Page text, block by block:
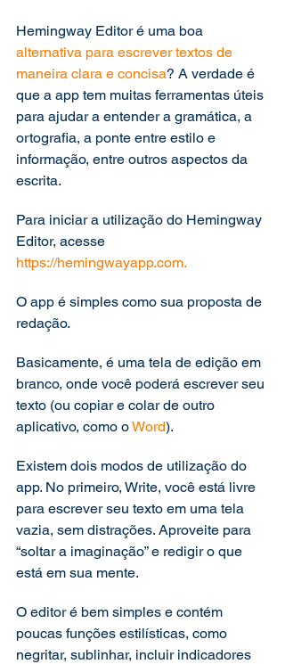
Hemingway Editor é uma boa
alternativa para escrever textos de
maneira clara e concisa? A verdade é
que a app tem muitas ferramentas úteis
para ajudar a entender a gramática, a
ortografia, a ponte entre estilo e
informação, entre outros aspectos da
escrita.
Para iniciar a utilização do Hemingway
Editor, acesse
https://hemingwayapp.com.
O app é simples como sua proposta de
redação.
Basicamente, é uma tela de edição em
branco, onde você poderá escrever seu
texto (ou copiar e colar de outro
aplicativo, como o Word).
Existem dois modos de utilização do
app. No primeiro, Write, você está livre
para escrever seu texto em uma tela
vazia, sem distrações. Aproveite para
“soltar a imaginação” e redigir o que
está em sua mente.
O editor é bem simples e contém
poucas funções estilísticas, como
negritar, sublinhar, incluir indicadores